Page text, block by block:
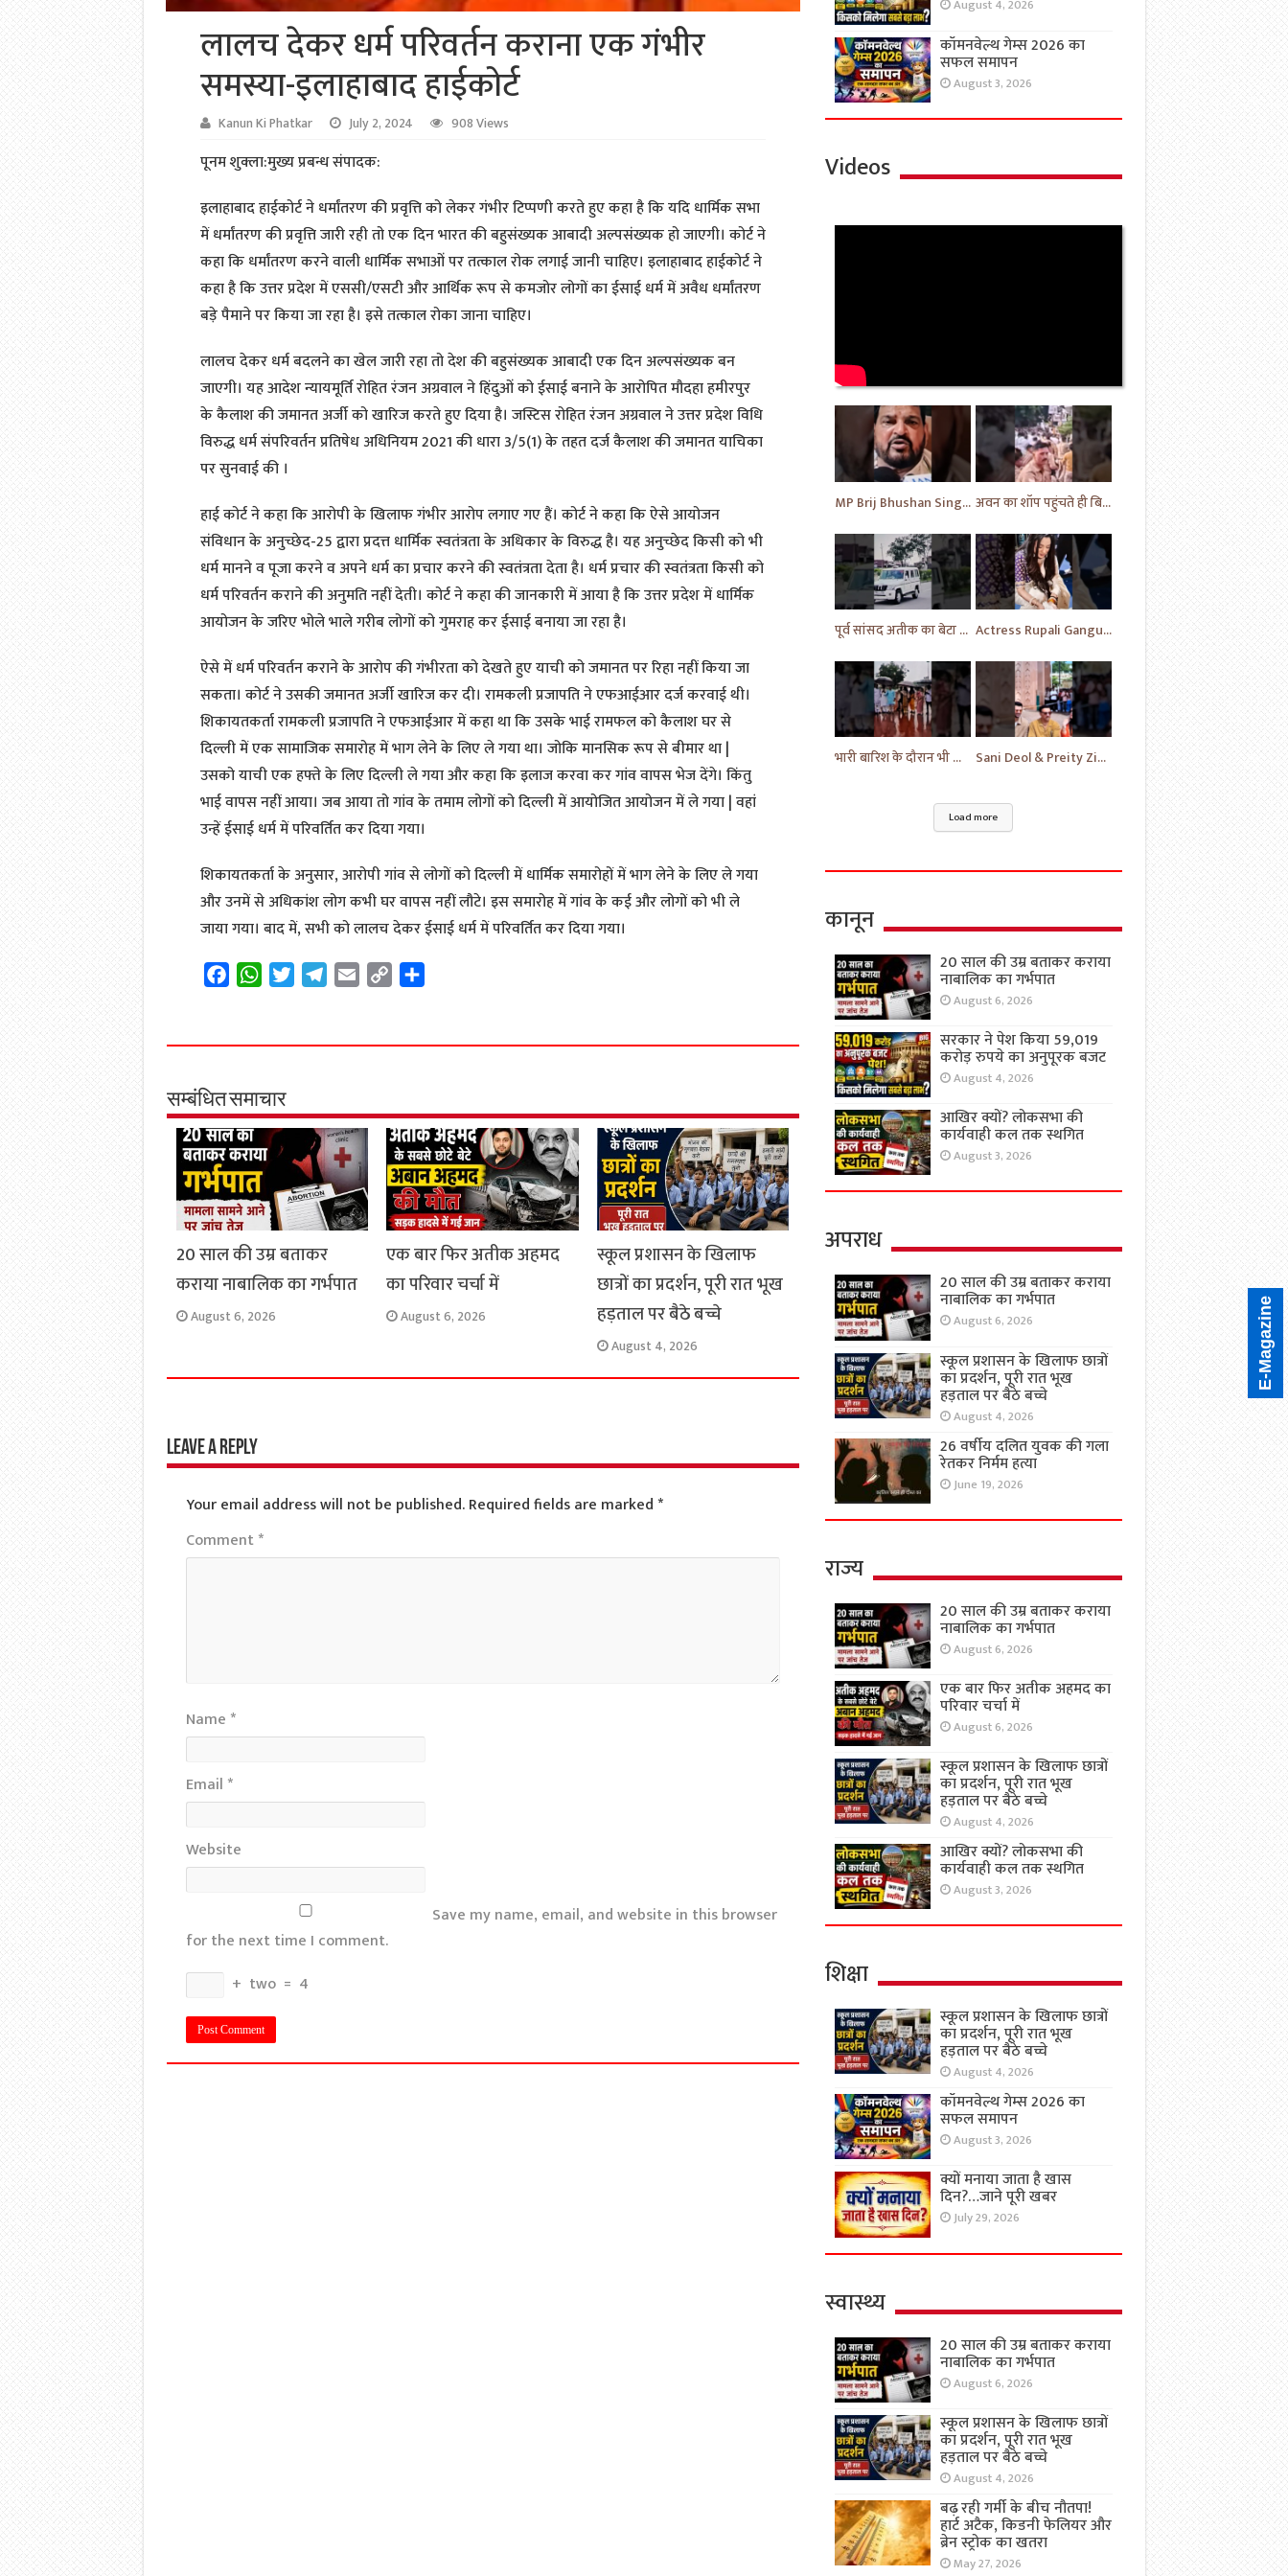
लालच देकर धर्म परिवर्तन कराना एक गंभीर
समस्या-इलाहाबाद हाईकोर्ट
Kanun Ki Phatkar July 2, 2024 908 Views
पूनम शुक्ला:मुख्य प्रबन्ध संपादक:
इलाहाबाद हाईकोर्ट ने धर्मांतरण की प्रवृत्ति को लेकर गंभीर टिप्पणी करते हुए कहा है कि यदि धार्मिक सभा
में धर्मांतरण की प्रवृत्ति जारी रही तो एक दिन भारत की बहुसंख्यक आबादी अल्पसंख्यक हो जाएगी। कोर्ट ने
कहा कि धर्मांतरण करने वाली धार्मिक सभाओं पर तत्काल रोक लगाई जानी चाहिए। इलाहाबाद हाईकोर्ट ने
कहा है कि उत्तर प्रदेश में एससी/एसटी और आर्थिक रूप से कमजोर लोगों का ईसाई धर्म में अवैध धर्मांतरण
बड़े पैमाने पर किया जा रहा है। इसे तत्काल रोका जाना चाहिए।
लालच देकर धर्म बदलने का खेल जारी रहा तो देश की बहुसंख्यक आबादी एक दिन अल्पसंख्यक बन
जाएगी। यह आदेश न्यायमूर्ति रोहित रंजन अग्रवाल ने हिंदुओं को ईसाई बनाने के आरोपित मौदहा हमीरपुर
के कैलाश की जमानत अर्जी को खारिज करते हुए दिया है। जस्टिस रोहित रंजन अग्रवाल ने उत्तर प्रदेश विधि
विरुद्ध धर्म संपरिवर्तन प्रतिषेध अधिनियम 2021 की धारा 3/5(1) के तहत दर्ज कैलाश की जमानत याचिका
पर सुनवाई की ।
हाई कोर्ट ने कहा कि आरोपी के खिलाफ गंभीर आरोप लगाए गए हैं। कोर्ट ने कहा कि ऐसे आयोजन
संविधान के अनुच्छेद-25 द्वारा प्रदत्त धार्मिक स्वतंत्रता के अधिकार के विरुद्ध है। यह अनुच्छेद किसी को भी
धर्म मानने व पूजा करने व अपने धर्म का प्रचार करने की स्वतंत्रता देता है। धर्म प्रचार की स्वतंत्रता किसी को
धर्म परिवर्तन कराने की अनुमति नहीं देती। कोर्ट ने कहा की जानकारी में आया है कि उत्तर प्रदेश में धार्मिक
आयोजन के जरिए भोले भाले गरीब लोगों को गुमराह कर ईसाई बनाया जा रहा है।
ऐसे में धर्म परिवर्तन कराने के आरोप की गंभीरता को देखते हुए याची को जमानत पर रिहा नहीं किया जा
सकता। कोर्ट ने उसकी जमानत अर्जी खारिज कर दी। रामकली प्रजापति ने एफआईआर दर्ज करवाई थी।
शिकायतकर्ता रामकली प्रजापति ने एफआईआर में कहा था कि उसके भाई रामफल को कैलाश घर से
दिल्ली में एक सामाजिक समारोह में भाग लेने के लिए ले गया था। जोकि मानसिक रूप से बीमार था |
उसको याची एक हफ्ते के लिए दिल्ली ले गया और कहा कि इलाज करवा कर गांव वापस भेज देंगे। किंतु
भाई वापस नहीं आया। जब आया तो गांव के तमाम लोगों को दिल्ली में आयोजित आयोजन में ले गया | वहां
उन्हें ईसाई धर्म में परिवर्तित कर दिया गया।
शिकायतकर्ता के अनुसार, आरोपी गांव से लोगों को दिल्ली में धार्मिक समारोहों में भाग लेने के लिए ले गया
और उनमें से अधिकांश लोग कभी घर वापस नहीं लौटे। इस समारोह में गांव के कई और लोगों को भी ले
जाया गया। बाद में, सभी को लालच देकर ईसाई धर्म में परिवर्तित कर दिया गया।
F
e
o
o
k
W
t
A
p
p
T
t
r
T
e
a
m
E
i
C
y
n
k
S
r
सम्बंधित समाचार
20 साल की उम्र बताकर
कराया नाबालिक का गर्भपात
August 6, 2026
एक बार फिर अतीक अहमद
का परिवार चर्चा में
August 6, 2026
स्कूल प्रशासन के खिलाफ
छात्रों का प्रदर्शन, पूरी रात भूख
हड़ताल पर बैठे बच्चे
August 4, 2026
Leave a Reply
Your email address will not be published. Required fields are marked*
Comment*
Name *
Email *
Website
Save my name, email, and website in this browser
for the next time I comment.
+ two = 4
August 4, 2026
कॉमनवेल्थ गेम्स 2026 का
सफल समापन
August 3, 2026
Videos
MP Brij Bhushan Singh ने Rahul Gandhi की कर दी जमकर तारीफ | News | Breaking | #shorts #yt #news अवन का शॉप पहुंचते ही बिगड़े भीड़ के हालात | Prayagraj News | Ateek Ahmad | #shorts #yt #news
पूर्व सांसद अतीक का बेटा अहमद अली पहुंचे फतेहपुर | Uttar Pradesh | News | #shorts #yt #news #upnews Actress Rupali Ganguly looking beautiful Play a cute puppy | Bollywood | Bollywood News #shorts #yt
भारी बारिश के दौरान भी विपक्ष का प्रदर्शन जारी | News Today | Congress | Samajwadi | #shorts #yt Sani Deol & Preity Zinta visits at Lucknow | Bollywood | Bollywood News | #bollywood #shorts #yt
Load more
कानून
20 साल की उम्र बताकर कराया
नाबालिक का गर्भपात
August 6, 2026
सरकार ने पेश किया 59,019
करोड़ रुपये का अनुपूरक बजट
August 4, 2026
आखिर क्यों? लोकसभा की
कार्यवाही कल तक स्थगित
August 3, 2026
अपराध
20 साल की उम्र बताकर कराया
नाबालिक का गर्भपात
August 6, 2026
स्कूल प्रशासन के खिलाफ छात्रों
का प्रदर्शन, पूरी रात भूख
हड़ताल पर बैठे बच्चे
August 4, 2026
26 वर्षीय दलित युवक की गला
रेतकर निर्मम हत्या
June 19, 2026
राज्य
20 साल की उम्र बताकर कराया
नाबालिक का गर्भपात
August 6, 2026
एक बार फिर अतीक अहमद का
परिवार चर्चा में
August 6, 2026
स्कूल प्रशासन के खिलाफ छात्रों
का प्रदर्शन, पूरी रात भूख
हड़ताल पर बैठे बच्चे
August 4, 2026
आखिर क्यों? लोकसभा की
कार्यवाही कल तक स्थगित
August 3, 2026
शिक्षा
स्कूल प्रशासन के खिलाफ छात्रों
का प्रदर्शन, पूरी रात भूख
हड़ताल पर बैठे बच्चे
August 4, 2026
कॉमनवेल्थ गेम्स 2026 का
सफल समापन
August 3, 2026
क्यों मनाया जाता है खास
दिन?…जाने पूरी खबर
July 29, 2026
स्वास्थ्य
20 साल की उम्र बताकर कराया
नाबालिक का गर्भपात
August 6, 2026
स्कूल प्रशासन के खिलाफ छात्रों
का प्रदर्शन, पूरी रात भूख
हड़ताल पर बैठे बच्चे
August 4, 2026
बढ़ रही गर्मी के बीच नौतपा!
हार्ट अटैक, किडनी फेलियर और
ब्रेन स्ट्रोक का खतरा
May 27, 2026
E-Magazine